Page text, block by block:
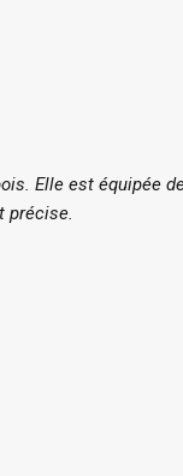
Elle est équipée
précise.